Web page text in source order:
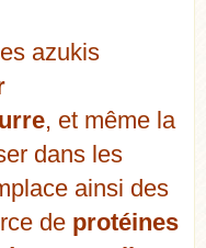
azukis
, et même la
dans les
ainsi des
de protéines